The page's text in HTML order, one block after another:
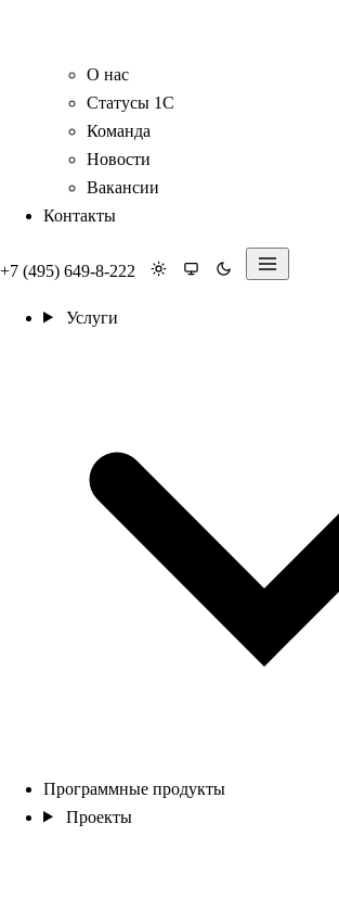
О нас
Статусы 1С
Команда
Новости
Вакансии
Контакты
+7 (495) 649-8-222
Услуги
Программные продукты
Проекты